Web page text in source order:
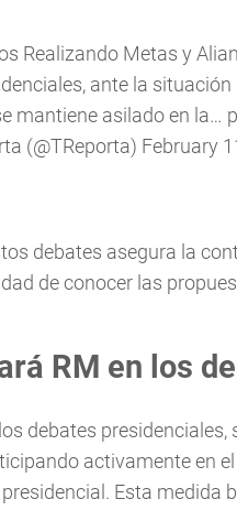
Realizando Metas y
ante la
mantiene asilado en la…
(@TReporta) February
debates asegura la
de conocer las
RM en los
debates
activamente en
Esta medida